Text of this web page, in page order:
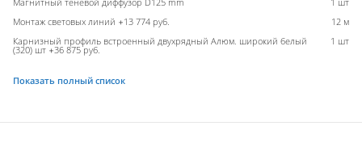
Монтаж световых линий +13 774 руб.
12 м
Карнизный профиль встроенный двухрядный Алюм. широкий белый
(320) шт +36 875 руб.
1 шт
Показать полный список